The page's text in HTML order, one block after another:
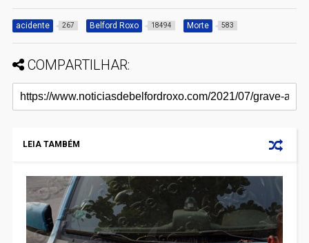
acidente 267 Belford Roxo 18494 Morte 583
COMPARTILHAR:
LEIA TAMBÉM